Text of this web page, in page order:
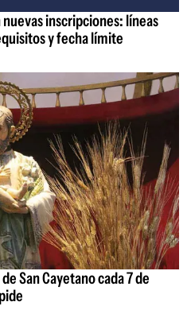
inscripciones: líneas
y fecha límite
San Cayetano cada 7 de